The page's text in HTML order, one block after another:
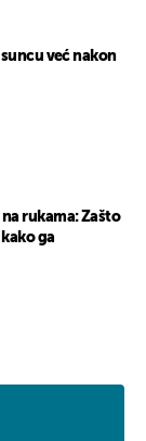
već nakon
rukama: Zašto
ga